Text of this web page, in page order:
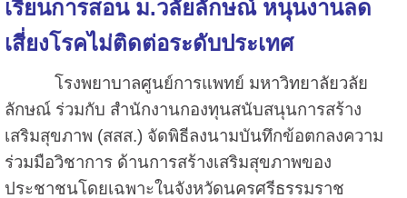
เรียนการสอน ม.วลัยลักษณ์ หนุนงานลด
เสี่ยงโรคไม่ติดต่อระดับประเทศ
โรงพยาบาลศูนย์การแพทย์ มหาวิทยาลัยวลัย
ลักษณ์ ร่วมกับ สำนักงานกองทุนสนับสนุนการสร้าง
เสริมสุขภาพ (สสส.) จัดพิธีลงนามบันทึกข้อตกลงความ
ร่วมมือวิชาการ ด้านการสร้างเสริมสุขภาพของ
ประชาชนโดยเฉพาะในจังหวัดนครศรีธรรมราช